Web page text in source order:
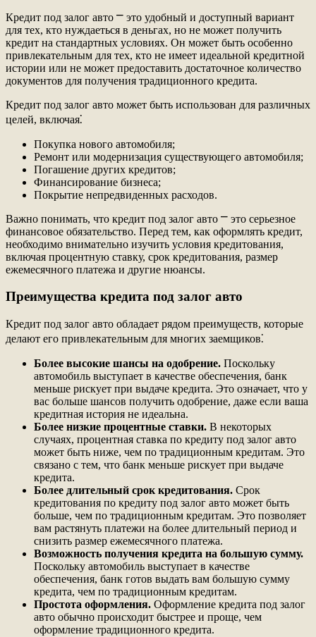
Кредит под залог авто ⎻ это удобный и доступный вариант
для тех, кто нуждаеться в деньгах, но не может получить
кредит на стандартных условиях. Он может быть особенно
привлекательным для тех, кто не имеет идеальной кредитной
истории или не может предоставить достаточное количество
документов для получения традиционного кредита.
Кредит под залог авто может быть использован для различных
целей, включая⁚
Покупка нового автомобиля;
Ремонт или модернизация существующего автомобиля;
Погашение других кредитов;
Финансирование бизнеса;
Покрытие непредвиденных расходов.
Важно понимать, что кредит под залог авто ⎻ это серьезное
финансовое обязательство. Перед тем, как оформлять кредит,
необходимо внимательно изучить условия кредитования,
включая процентную ставку, срок кредитования, размер
ежемесячного платежа и другие нюансы.
Преимущества кредита под залог авто
Кредит под залог авто обладает рядом преимуществ, которые
делают его привлекательным для многих заемщиков⁚
Более высокие шансы на одобрение. Поскольку
автомобиль выступает в качестве обеспечения, банк
меньше рискует при выдаче кредита. Это означает, что у
вас больше шансов получить одобрение, даже если ваша
кредитная история не идеальна.
Более низкие процентные ставки. В некоторых
случаях, процентная ставка по кредиту под залог авто
может быть ниже, чем по традиционным кредитам. Это
связано с тем, что банк меньше рискует при выдаче
кредита.
Более длительный срок кредитования. Срок
кредитования по кредиту под залог авто может быть
больше, чем по традиционным кредитам. Это позволяет
вам растянуть платежи на более длительный период и
снизить размер ежемесячного платежа.
Возможность получения кредита на большую сумму.
Поскольку автомобиль выступает в качестве
обеспечения, банк готов выдать вам большую сумму
кредита, чем по традиционным кредитам.
Простота оформления. Оформление кредита под залог
авто обычно происходит быстрее и проще, чем
оформление традиционного кредита.